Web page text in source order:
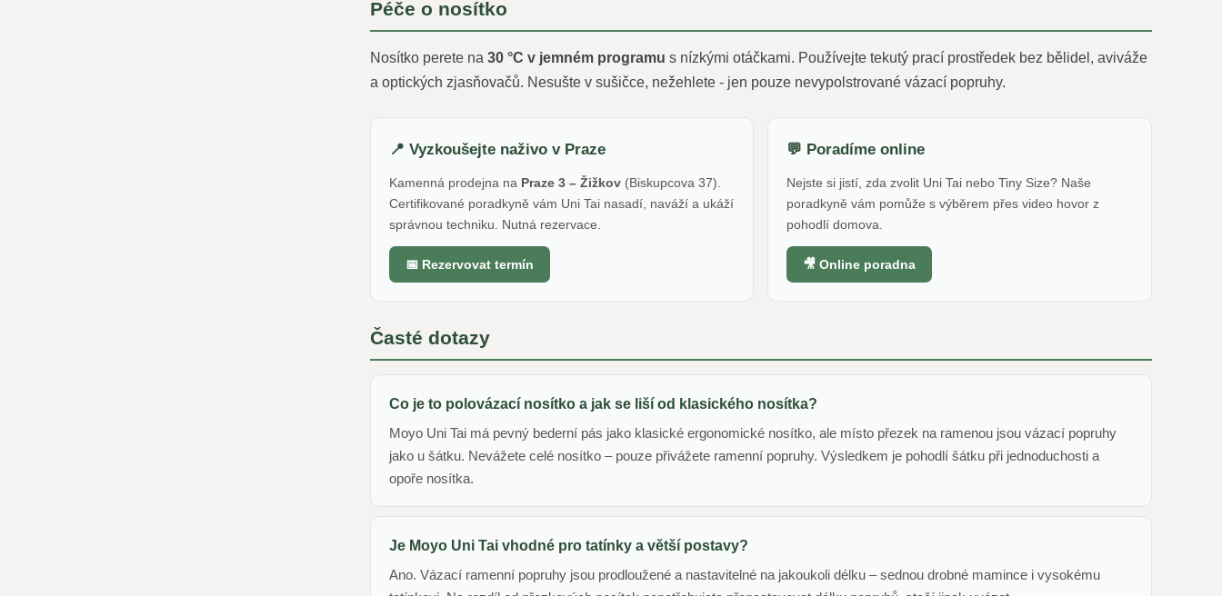
Péče o nosítko
Nosítko perete na 30 °C v jemném programu s nízkými otáčkami. Používejte tekutý prací prostředek bez bělidel, aviváže
a optických zjasňovačů. Nesušte v sušičce, nežehlete - jen pouze nevypolstrované vázací popruhy.
📍 Vyzkoušejte naživo v Praze
Kamenná prodejna na Praze 3 – Žižkov(Biskupcova 37).
Certifikované poradkyně vám Uni Tai nasadí, naváží a ukáží
správnou techniku. Nutná rezervace.
📅 Rezervovat termín
💬 Poradíme online
Nejste si jistí, zda zvolit Uni Tai nebo Tiny Size? Naše
poradkyně vám pomůže s výběrem přes video hovor z
pohodlí domova.
🎥 Online poradna
Časté dotazy
Co je to polovázací nosítko a jak se liší od klasického nosítka?
Moyo Uni Tai má pevný bederní pás jako klasické ergonomické nosítko, ale místo přezek na ramenou jsou vázací popruhy
jako u šátku. Nevážete celé nosítko – pouze přivážete ramenní popruhy. Výsledkem je pohodlí šátku při jednoduchosti a
opoře nosítka.
Je Moyo Uni Tai vhodné pro tatínky a větší postavy?
Ano. Vázací ramenní popruhy jsou prodloužené a nastavitelné na jakoukoli délku – sednou drobné mamince i vysokému